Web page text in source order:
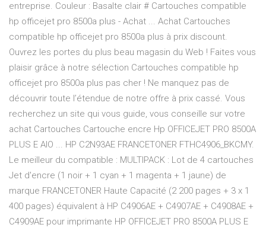
entreprise. Couleur : Basalte clair # Cartouches compatible
hp officejet pro 8500a plus - Achat ... Achat Cartouches
compatible hp officejet pro 8500a plus à prix discount.
Ouvrez les portes du plus beau magasin du Web ! Faites vous
plaisir grâce à notre sélection Cartouches compatible hp
officejet pro 8500a plus pas cher ! Ne manquez pas de
découvrir toute l’étendue de notre offre à prix cassé. Vous
recherchez un site qui vous guide, vous conseille sur votre
achat Cartouches Cartouche encre Hp OFFICEJET PRO 8500A
PLUS E AIO ... HP C2N93AE FRANCETONER FTHC4906_BKCMY.
Le meilleur du compatible : MULTIPACK : Lot de 4 cartouches
Jet d'encre (1 noir + 1 cyan + 1 magenta + 1 jaune) de
marque FRANCETONER Haute Capacité (2 200 pages + 3 x 1
400 pages) équivalent à HP C4906AE + C4907AE + C4908AE +
C4909AE pour imprimante HP OFFICEJET PRO 8500A PLUS E